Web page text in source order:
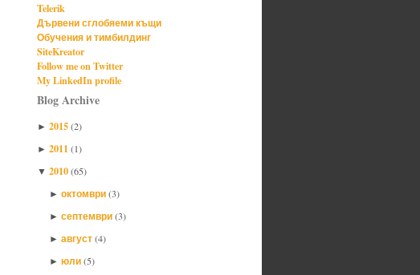
Telerik
Дървени сглобяеми къщи
Обучения и тимбилдинг
SiteKreator
Follow me on Twitter
My LinkedIn profile
Blog Archive
► 2015(2)
► 2011(1)
▼ 2010(65)
► октомври(3)
► септември(3)
► август(4)
► юли(5)